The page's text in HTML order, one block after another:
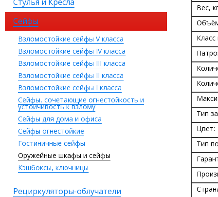
Сейфы
Взломостойкие сейфы V класса
Взломостойкие сейфы IV класса
Взломостойкие сейфы III класса
Взломостойкие сейфы II класса
Взломостойкие сейфы I класса
Сейфы, сочетающие огнестойкость и
устойчивость к взлому
Сейфы для дома и офиса
Сейфы огнестойкие
Гостиничные сейфы
Оружейные шкафы и сейфы
Кэшбоксы, ключницы
Рециркуляторы-облучатели
Вес,
Тип
Цвет:
Тип